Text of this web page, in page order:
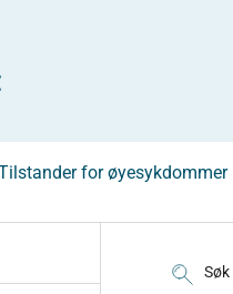
for øyesykdommer